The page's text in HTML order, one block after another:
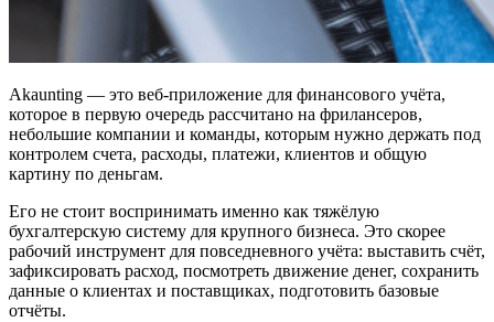
Akaunting — это веб-приложение для финансового учёта,
которое в первую очередь рассчитано на фрилансеров,
небольшие компании и команды, которым нужно держать под
контролем счета, расходы, платежи, клиентов и общую
картину по деньгам.
Его не стоит воспринимать именно как тяжёлую
бухгалтерскую систему для крупного бизнеса. Это скорее
рабочий инструмент для повседневного учёта: выставить счёт,
зафиксировать расход, посмотреть движение денег, сохранить
данные о клиентах и поставщиках, подготовить базовые
отчёты.